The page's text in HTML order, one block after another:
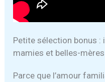
Petite sélection bonus :
mamies et belles-mères
Parce que l’amour